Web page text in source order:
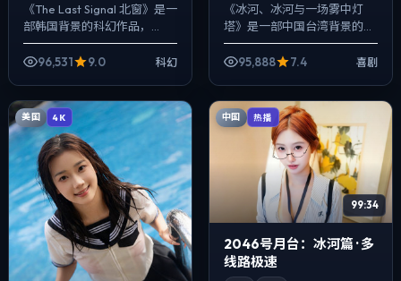
《The Last Signal 北窗》是一
部韩国背景的科幻作品，
2024年公映，由刁亦男执
导，肖央、马伊琍、凯特·布兰
96,531 9.0 科幻
《冰河、冰河与一场雾中灯
塔》是一部中国台湾背景的喜
剧作品，2024年公映，由乌
尔善执导，黄渤、大鹏、裴斗
95,888 7.4 喜剧
美国 4K 中国 热播
99:34
2046号月台：冰河篇 · 多
线路极速